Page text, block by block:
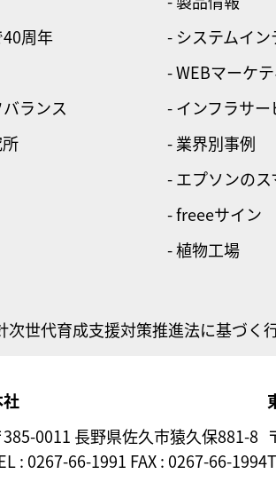
周年
ランス
- システムイ
- WEBマーケ
- インフラサー
- 業界別事例
- エプソンの
- freeeサイン
- 植物工場
次世代育成支援対策推進法に基づく
385-0011 長野県佐久市猿久保881-8
: 0267-66-1991 FAX : 0267-66-1994